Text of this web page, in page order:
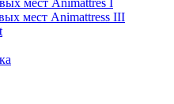
мест Animattress III